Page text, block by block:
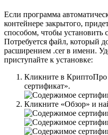
Если программа
контейнере закрытого,
способом, чтобы
Потребуется файл, который
расширением .cer в имени.
приступайте к установке:
Кликните в КриптоПро
сертификат».
Кликните «Обзор» и